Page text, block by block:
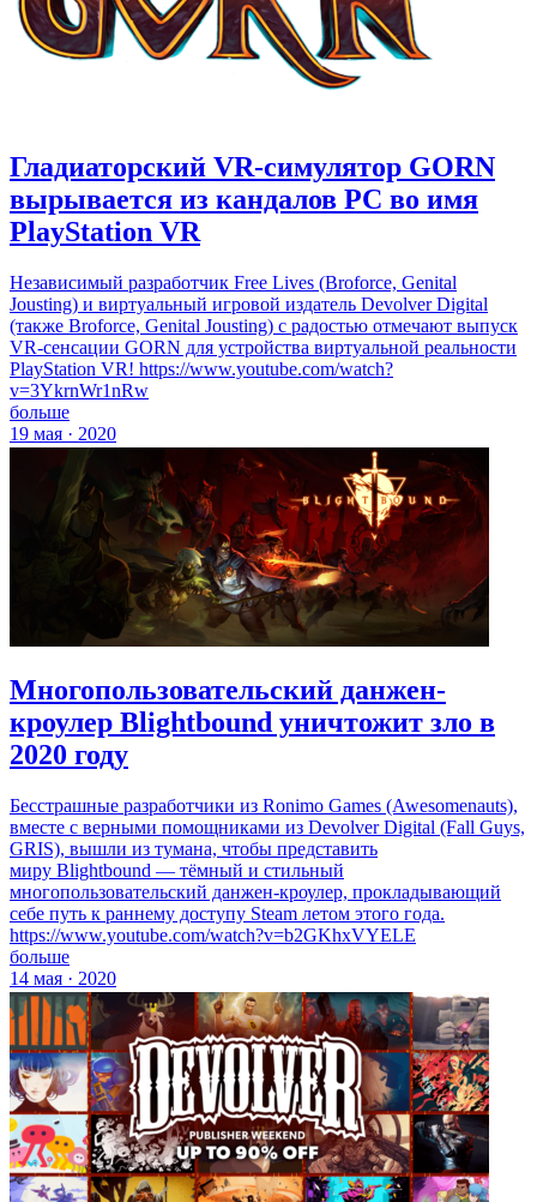
Гладиаторский VR-симулятор GORN
вырывается из кандалов РС во имя
PlayStation VR
Независимый разработчик Free Lives (Broforce, Genital
Jousting) и виртуальный игровой издатель Devolver Digital
(также Broforce, Genital Jousting) с радостью отмечают выпуск
VR-сенсации GORN для устройства виртуальной реальности
PlayStation VR! https://www.youtube.com/watch?
v=3YkrnWr1nRw
больше
19 мая · 2020
Многопользовательский данжен-
кроулер Blightbound уничтожит зло в
2020 году
Бесстрашные разработчики из Ronimo Games (Awesomenauts),
вместе с верными помощниками из Devolver Digital (Fall Guys,
GRIS), вышли из тумана, чтобы представить
миру Blightbound — тёмный и стильный
многопользовательский данжен-кроулер, прокладывающий
себе путь к раннему доступу Steam летом этого года.
https://www.youtube.com/watch?v=b2GKhxVYELE
больше
14 мая · 2020